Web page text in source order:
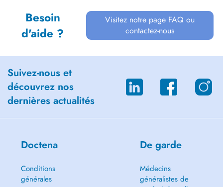
Besoin
d'aide ?
Visitez notre page FAQ ou
contactez-nous
Suivez-nous et
découvrez nos
dernières actualités
Doctena
Conditions
générales
De garde
Médecins
généralistes de